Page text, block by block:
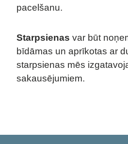
pacelšanu.
Starpsienas var būt
bīdāmas un aprīkotas ar
starpsienas mēs
sakausējumiem.